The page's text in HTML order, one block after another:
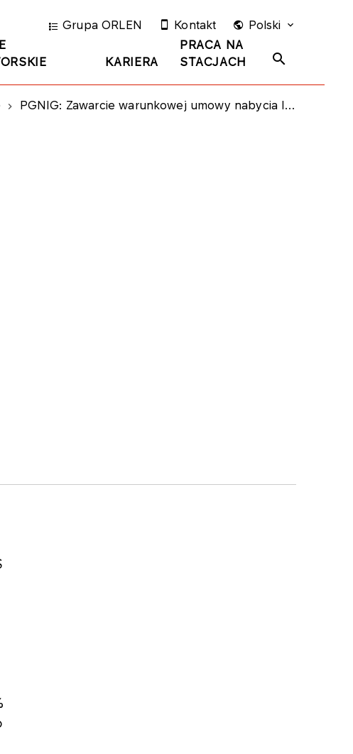
KARIERA
PRACA NA
STACJACH
Grupa ORLEN Kontakt Polski
PGNIG: Zawarcie warunkowej umowy nabycia INEOS E&P Norge AS przez PGNiG Upstream Norway AS